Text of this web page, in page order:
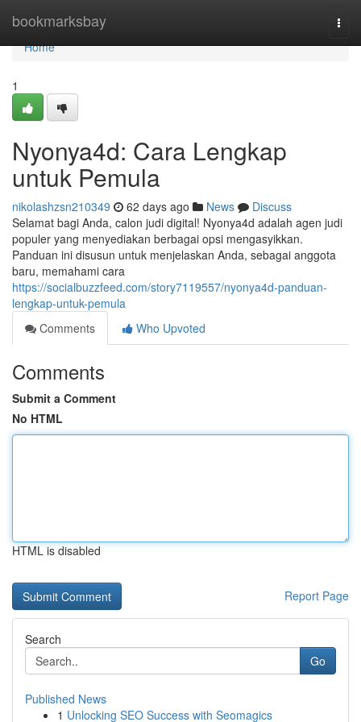
bookmarksbay
Home
Home
1
Nyonya4d: Cara Lengkap
untuk Pemula
nikolashzsn210349 62 days ago News
Discuss
Selamat bagi Anda, calon judi digital! Nyonya4d adalah agen judi
populer yang menyediakan berbagai opsi mengasyikkan.
Panduan ini disusun untuk menjelaskan Anda, sebagai anggota
baru, memahami cara
https://socialbuzzfeed.com/story7119557/nyonya4d-panduan-
lengkap-untuk-pemula
Comments
Who Upvoted
Comments
Submit a Comment
No HTML
HTML is disabled
Report Page
Search
Go
Published News
1 Unlocking SEO Success with Seomagics